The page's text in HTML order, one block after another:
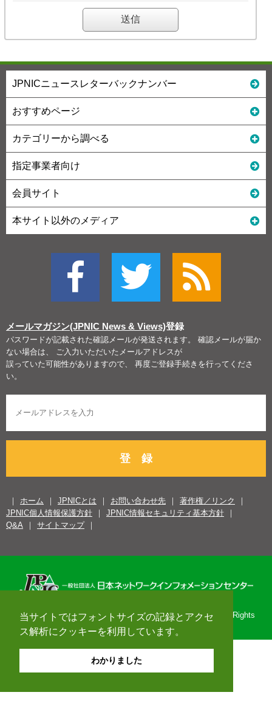
当サイトではフォントサイズの記録とアクセ
ス解析にクッキーを利用しています。
わかりました
JPNICニュースレターバックナンバー
おすすめページ
カテゴリーから調べる
指定事業者向け
会員サイト
本サイト以外のメディア
メールマガジン(JPNIC News & Views)登録
パスワードが記載された確認メールが発送されます。 確認メールが届か
ない場合は、 ご入力いただいたメールアドレスが
誤っていた可能性がありますので、 再度ご登録手続きを行ってくださ
い。
登 録
ホーム JPNICとは お問い合わせ先
著作権／リンク
JPNIC個人情報保護方針
JPNIC情報セキュリティ基本方針
Q&A
サイトマップ
Copyright© 1996-2026 Japan Network Information Center. All Rights
Reserved.